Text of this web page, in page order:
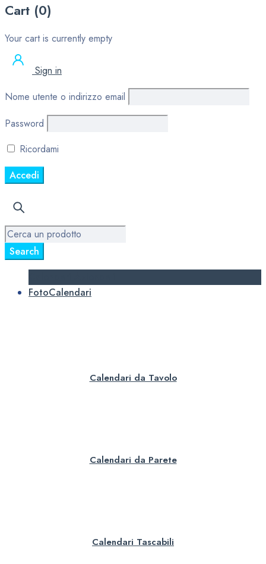
Cart (0)
Your cart is currently empty
Sign in
Nome utente o indirizzo email
Password
Ricordami
FotoCalendari
Calendari da Tavolo
Calendari da Parete
Calendari Tascabili